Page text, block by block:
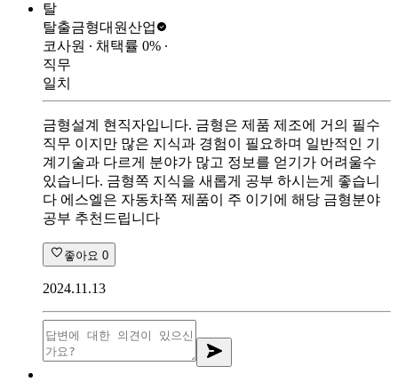
탈
탈출금형대원산업
코사원 ∙ 채택률 0% ∙
직무
일치
금형설계 현직자입니다. 금형은 제품 제조에 거의 필수
직무 이지만 많은 지식과 경험이 필요하며 일반적인 기
계기술과 다르게 분야가 많고 정보를 얻기가 어려울수
있습니다. 금형쪽 지식을 새롭게 공부 하시는게 좋습니
다 에스엘은 자동차쪽 제품이 주 이기에 해당 금형분야
공부 추천드립니다
좋아요 0
2024.11.13